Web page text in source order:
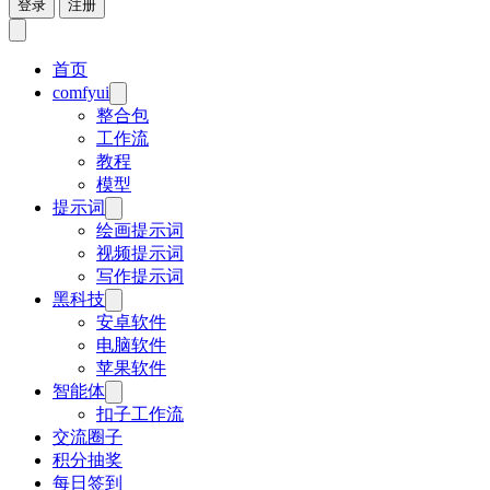
登录 注册
首页
comfyui
整合包
工作流
教程
模型
提示词
绘画提示词
视频提示词
写作提示词
黑科技
安卓软件
电脑软件
苹果软件
智能体
扣子工作流
交流圈子
积分抽奖
每日签到